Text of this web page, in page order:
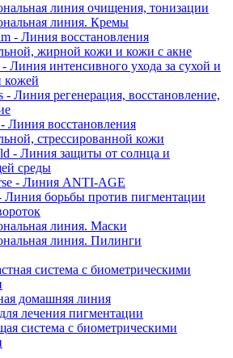
линия очищения, тонизации
линия. Кремы
- Линия восстановления
жирной кожи и кожи с акне
Линия интенсивного ухода за сухой и
кожей
- Линия регенерация, восстановление,
Линия восстановления
стрессированной кожи
- Линия защиты от солнца и
среды
- Линия ANTI-AGE
Линия борьбы против пигментации
линия. Маски
линия. Пилинги
система с биометрическими
домашняя линия
лечения пигментации
система с биометрическими